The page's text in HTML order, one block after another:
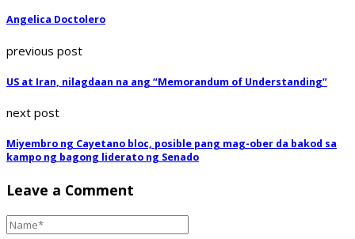
Angelica Doctolero
previous post
US at Iran, nilagdaan na ang “Memorandum of Understanding”
next post
Miyembro ng Cayetano bloc, posible pang mag-ober da bakod sa
kampo ng bagong liderato ng Senado
Leave a Comment